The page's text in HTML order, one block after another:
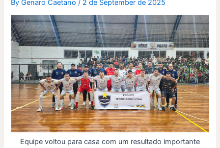
ByGenaro Caetano/ 2 de September de 2025
Equipe voltou para casa com um resultado importante